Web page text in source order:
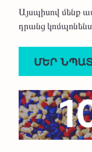
Այսպիսով մենք
դրանց